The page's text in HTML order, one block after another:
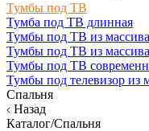
Тумбы под ТВ
Тумба под ТВ длинная
Тумбы под ТВ из
Тумбы под ТВ из
Тумбы под ТВ
Тумбы под телевизор из
Спальня
Назад
Каталог/Спальня